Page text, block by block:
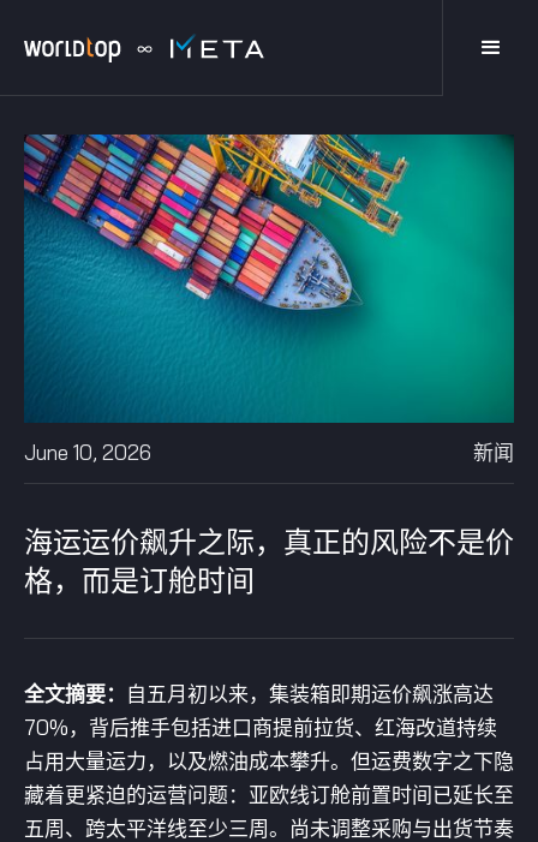
June 10, 2026 新闻
海运运价飙升之际，真正的风险不是价
格，而是订舱时间
全文摘要： 自五月初以来，集装箱即期运价飙涨高达
70%，背后推手包括进口商提前拉货、红海改道持续
占用大量运力，以及燃油成本攀升。但运费数字之下隐
藏着更紧迫的运营问题：亚欧线订舱前置时间已延长至
五周、跨太平洋线至少三周。尚未调整采购与出货节奏